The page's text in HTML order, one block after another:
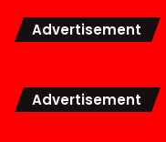
Advertisement
Advertisement